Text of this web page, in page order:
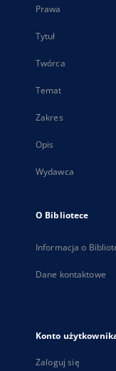
Prawa
Tytuł
Twórca
Temat
Zakres
Opis
Wydawca
O Bibliotece
Informacja o
Dane kontaktowe
Konto
Zaloguj się